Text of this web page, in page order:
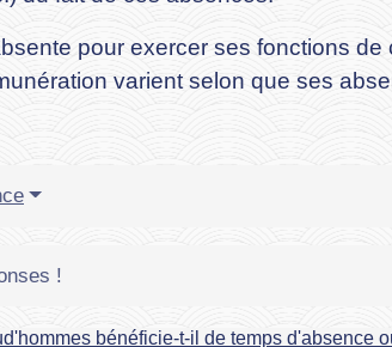
pour exercer ses fonctions
varient selon que ses
!
bénéficie-t-il de temps d'absence